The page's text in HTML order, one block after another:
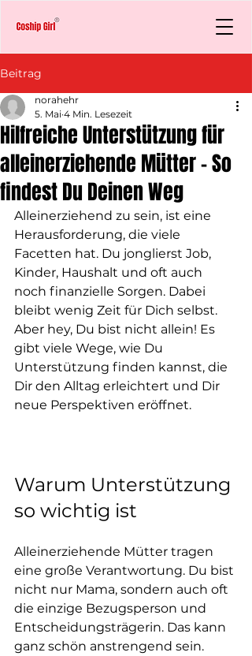
Beitrag
Hilfreiche Unterstützung für
alleinerziehende Mütter – So
findest Du Deinen Weg
norahehr
5. Mai 4 Min. Lesezeit
Alleinerziehend zu sein, ist eine
Herausforderung, die viele
Facetten hat. Du jonglierst Job,
Kinder, Haushalt und oft auch
noch finanzielle Sorgen. Dabei
bleibt wenig Zeit für Dich selbst.
Aber hey, Du bist nicht allein! Es
gibt viele Wege, wie Du
Unterstützung finden kannst, die
Dir den Alltag erleichtert und Dir
neue Perspektiven eröffnet.
Warum Unterstützung
so wichtig ist
Alleinerziehende Mütter tragen
eine große Verantwortung. Du bist
nicht nur Mama, sondern auch oft
die einzige Bezugsperson und
Entscheidungsträgerin. Das kann
ganz schön anstrengend sein.